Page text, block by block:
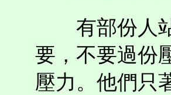
有部份人站
要，不要過份
壓力。他們只